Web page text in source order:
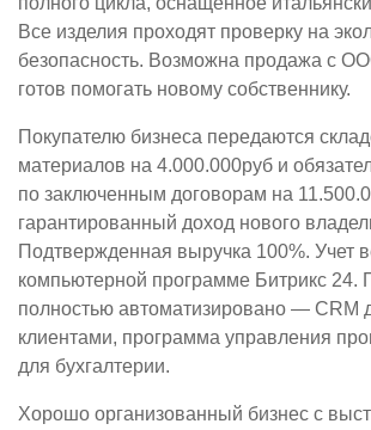
Все изделия проходят проверку на
безопасность. Возможна продажа с
готов помогать новому собственнику.
Покупателю бизнеса передаются
материалов на 4.000.000руб и
по заключенным договорам на
гарантированный доход нового
Подтвержденная выручка 100%. Учет
компьютерной программе Битрикс 24.
полностью автоматизировано — CRM
клиентами, программа управления
для бухгалтерии.
Хорошо организованный бизнес с